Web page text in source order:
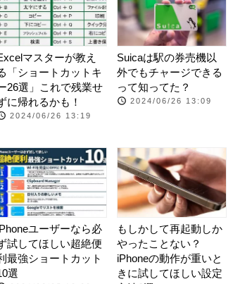
マスターが教え
「ショートカットキ
26選」これで残業せ
に帰れるかも！
2024/06/26 13:19
Suicaは駅の券売機以
外でもチャージできる
って知ってた？
2024/06/26 13:09
ユーザーなら必
試してほしい超絶便
最強ショートカット
選
もしかして再起動しか
やったことない？
iPhoneの動作が重いと
きに試してほしい設定